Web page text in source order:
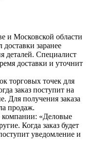
и Московской области
доставки заранее
деталей. Специалист
доставки и уточнит
торговых точек для
заказ поступит на
Для получения заказа
продаж.
компании: «Деловые
Когда заказ будет
уведомление и